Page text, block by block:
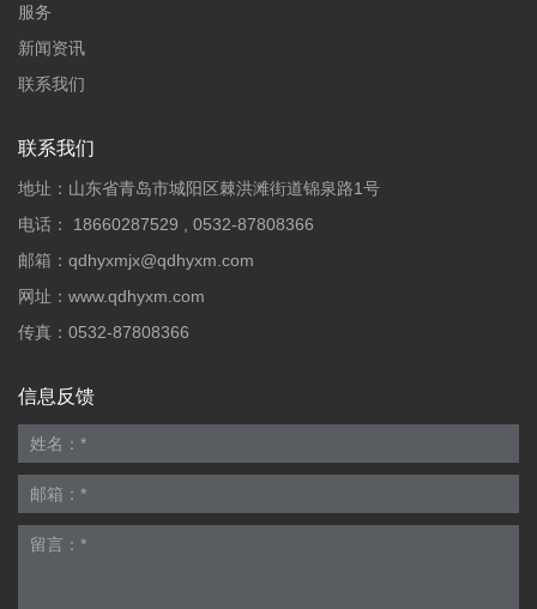
服务
新闻资讯
联系我们
联系我们
地址：山东省青岛市城阳区棘洪滩街道锦泉路1号
电话： 18660287529
0532-87808366
邮箱： qdhyxmjx@qdhyxm.com
网址： www.qdhyxm.com
传真：0532-87808366
信息反馈